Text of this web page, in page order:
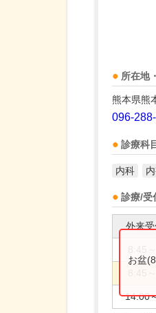
所在地
熊本県熊
096-
診療科目
内科
診療/受
外来
14:00
お盆